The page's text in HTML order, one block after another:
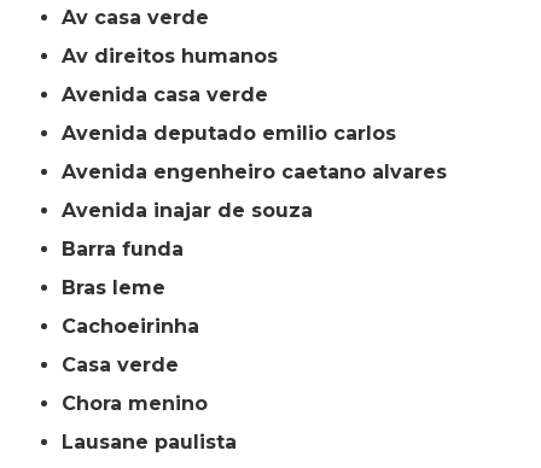
av casa verde
av direitos humanos
avenida casa verde
avenida deputado emilio carlos
avenida engenheiro caetano alvares
avenida inajar de souza
barra funda
bras leme
cachoeirinha
casa verde
chora menino
lausane paulista